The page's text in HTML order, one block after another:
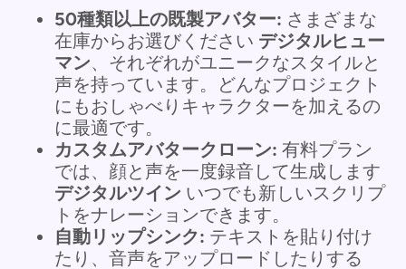
50種類以上の既製アバター: さまざまな
在庫からお選びください デジタルヒュー
マン、それぞれがユニークなスタイルと
声を持っています。どんなプロジェクト
にもおしゃべりキャラクターを加えるの
に最適です。
カスタムアバタークローン: 有料プラン
では、顔と声を一度録音して生成します
デジタルツイン いつでも新しいスクリプ
トをナレーションできます。
自動リップシンク: テキストを貼り付け
たり、音声をアップロードしたりする